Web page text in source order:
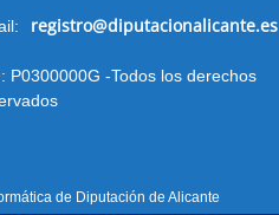
registro@diputacionalicante.es
P0300000G -Todos los derechos
de Diputación de Alicante